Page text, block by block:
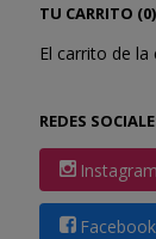
TU CARRITO (0)
El carrito de
REDES
Instagram
Facebook